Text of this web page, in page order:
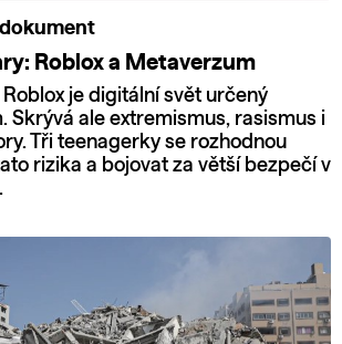
Roblox a Metaverzum
je digitální svět určený
Skrývá ale extremismus, rasismus i
Tři teenagerky se rozhodnou
rizika a bojovat za větší bezpečí v